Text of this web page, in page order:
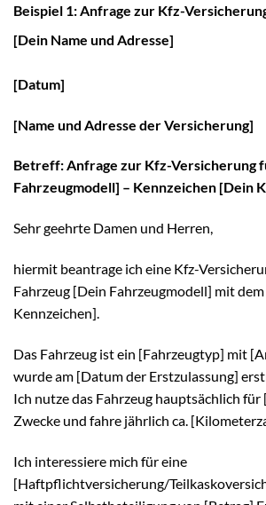
Beispiel 1: Anfrage zur Kfz-
[Dein Name und Adresse]
[Datum]
[Name und Adresse der Versicherung]
Betreff: Anfrage zur Kfz-Versicherung
Fahrzeugmodell] – Kennzeichen [Dein
Sehr geehrte Damen und Herren,
hiermit beantrage ich eine Kfz-
Fahrzeug [Dein Fahrzeugmodell] mit
Kennzeichen].
Das Fahrzeug ist ein [Fahrzeugtyp] mit
wurde am [Datum der Erstzulassung]
Ich nutze das Fahrzeug hauptsächlich
Zwecke und fahre jährlich ca.
Ich interessiere mich für eine
[Haftpflichtversicherung/